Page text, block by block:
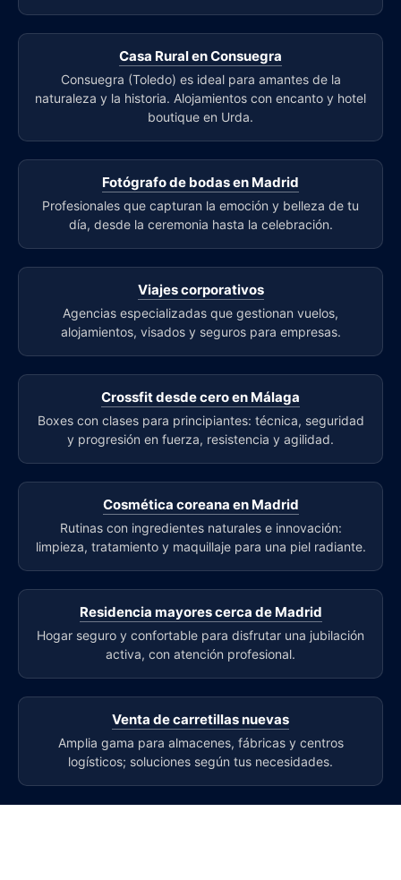
Casa Rural en Consuegra
Consuegra (Toledo) es ideal para amantes de la
naturaleza y la historia. Alojamientos con encanto y hotel
boutique en Urda.
Fotógrafo de bodas en Madrid
Profesionales que capturan la emoción y belleza de tu
día, desde la ceremonia hasta la celebración.
Viajes corporativos
Agencias especializadas que gestionan vuelos,
alojamientos, visados y seguros para empresas.
Crossfit desde cero en Málaga
Boxes con clases para principiantes: técnica, seguridad
y progresión en fuerza, resistencia y agilidad.
Cosmética coreana en Madrid
Rutinas con ingredientes naturales e innovación:
limpieza, tratamiento y maquillaje para una piel radiante.
Residencia mayores cerca de Madrid
Hogar seguro y confortable para disfrutar una jubilación
activa, con atención profesional.
Venta de carretillas nuevas
Amplia gama para almacenes, fábricas y centros
logísticos; soluciones según tus necesidades.